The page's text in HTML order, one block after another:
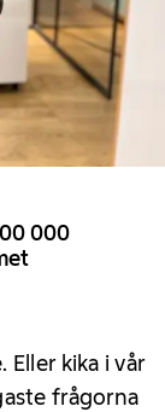
000
Eller kika i vår
frågorna